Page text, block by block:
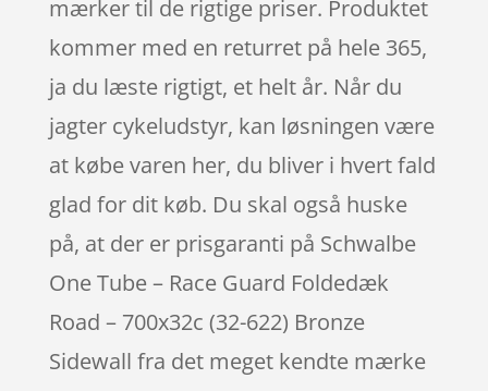
mærker til de rigtige priser. Produktet
kommer med en returret på hele 365,
ja du læste rigtigt, et helt år. Når du
jagter cykeludstyr, kan løsningen være
at købe varen her, du bliver i hvert fald
glad for dit køb. Du skal også huske
på, at der er prisgaranti på Schwalbe
One Tube – Race Guard Foldedæk
Road – 700x32c (32-622) Bronze
Sidewall fra det meget kendte mærke